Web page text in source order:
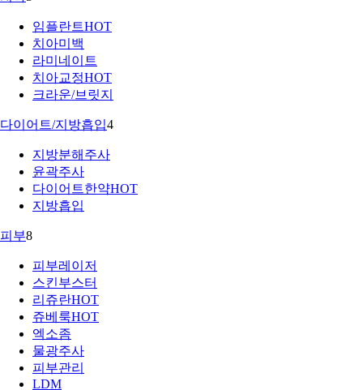
임플란트HOT
치아미백
라미네이트
치아교정HOT
크라운/브릿지
다이어트/지방흡입4
지방분해주사
윤곽주사
다이어트한약HOT
지방흡입
피부8
피부레이저
스킨부스터
리쥬란HOT
쥬베룩HOT
엑소좀
물광주사
피부관리
LDM